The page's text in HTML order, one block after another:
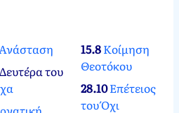
του
15.8Κοίμηση
Θεοτόκου
28.10Επέτειος
του Όχι